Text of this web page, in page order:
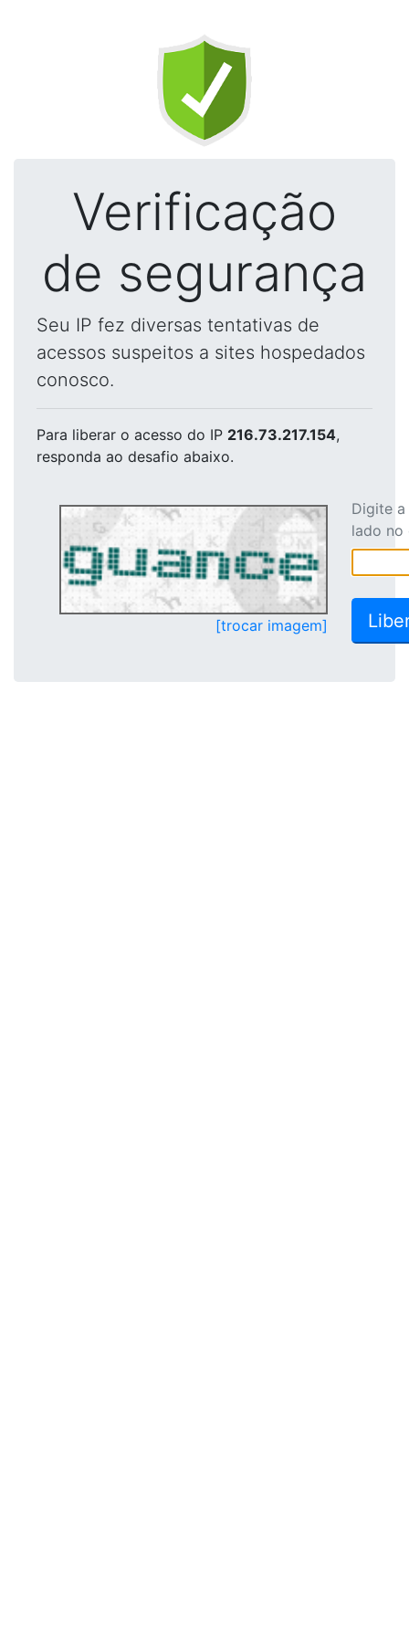
Verificação
de segurança
Seu IP fez diversas tentativas de
acessos suspeitos a sites hospedados
conosco.
Para liberar o acesso do IP 216.73.217.154,
responda ao desafio abaixo.
[trocar imagem]
Digite
lado no